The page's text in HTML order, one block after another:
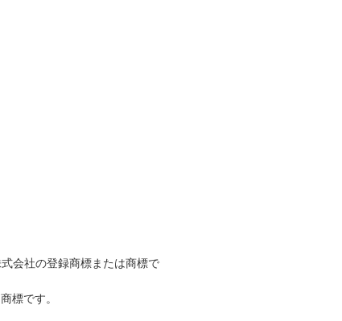
会社の登録商標または商標で
標です。